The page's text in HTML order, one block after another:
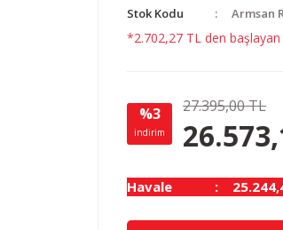
Stok Kodu
Armsan
*2.702,27 TL den
%3
indirim
27.395,00 TL
Havale